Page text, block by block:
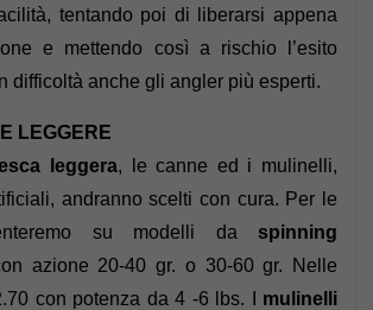
tentando poi di liberarsi appena
e mettendo così a rischio l’esito
difficoltà anche gli angler più esperti.
LEGGERE
leggera, le canne ed i mulinelli,
andranno scelti con cura. Per le
su modelli da spinning
azione 20-40 gr. o 30-60 gr. Nelle
con potenza da 4 -6 lbs. I mulinelli